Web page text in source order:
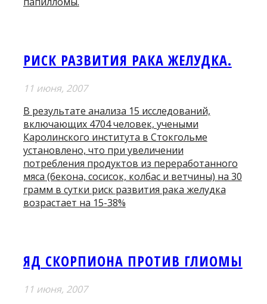
РИСК РАЗВИТИЯ РАКА ЖЕЛУДКА.
11 июня, 2007
В результате анализа 15 исследований,
включающих 4704 человек, учеными
Каролинского института в Стокгольме
установлено, что при увеличении
потребления продуктов из переработанного
мяса (бекона, сосисок, колбас и ветчины) на 30
грамм в сутки риск развития рака желудка
возрастает на 15-38%
ЯД СКОРПИОНА ПРОТИВ ГЛИОМЫ
11 июня, 2007